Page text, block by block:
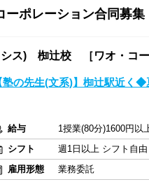
ーポレーション合同募集
ス) 椥辻校 ［ワオ・コー
塾の先生(文系)】椥辻駅近く
給与
1授業(80分)1600円以
シフト
週1日以上 シフト自
雇用形態
業務委託